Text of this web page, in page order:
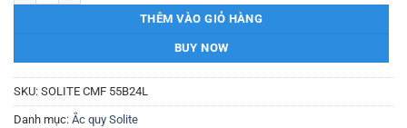
THÊM VÀO GIỎ HÀNG
BUY NOW
SKU: SOLITE CMF 55B24L
Danh mục: Ắc quy Solite